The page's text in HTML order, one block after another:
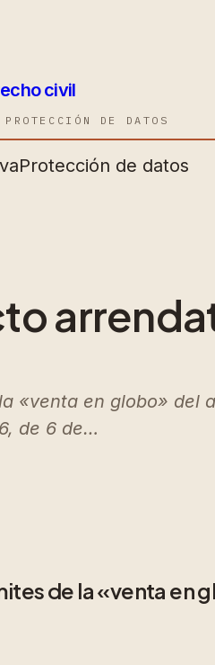
civil
DE DATOS
Protección de datos
«venta en globo» del
de 6 de…
de la «venta en